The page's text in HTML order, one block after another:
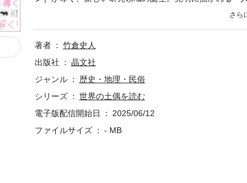
編！＜植物精霊像＞としての土偶を読み解く、時空を
れており、しかもその正体はいまだ解明されていないの
２千年前に出現する不思議な姿の「新石器時代フィギュ
【公理Ｘ】人体を持つものには二種類が存在している。
〈人体化の作用によって人体を獲得したもの〉である
章：人体を獲得する植物たち第２章：メタ・ヒューマ
式化する第５章：新石器時代フィギュアの解読第６章：
著者
竹倉史人
出版社
晶文社
ジャンル
歴史・地理・民俗
シリーズ
世界の土偶を読む
電子版配信開始日
2025/06/12
ファイルサイズ
- MB